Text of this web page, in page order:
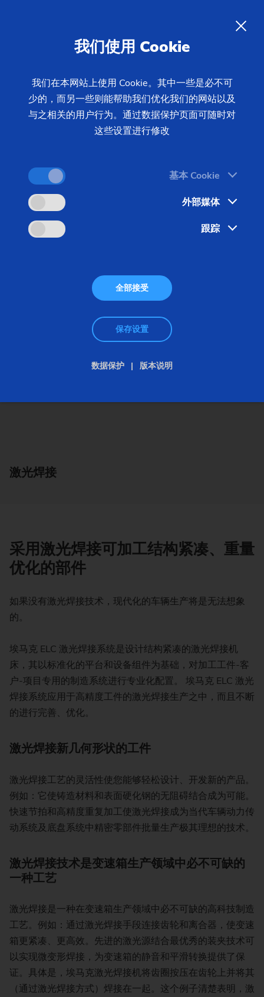
工业领域 & 解决方案 技术工艺
Laser Processing
激光焊接技术
激光焊接技术的应用领域
激光焊接是生产结构紧凑、重量优化以及相应地节约
能源的先决条件。 激光束聚焦能量的可调节性保证
了能够进行高速焊接，并将焊接的变形降至最小。它
也确保工件可以进行更为经济的成型加工和后续的焊
激光焊接
采用激光焊接可加工结构紧凑、重量
优化的部件
如果没有激光焊接技术，现代化的车辆生产将是无法想象
的。
埃马克 ELC 激光焊接系统是设计结构紧凑的激光焊接机
床，其以标准化的平台和设备组件为基础，对加工工件-客
户-项目专用的制造系统进行专业化配置。 埃马克 ELC 激光
焊接系统应用于高精度工件的激光焊接生产之中，而且不断
的进行完善、优化。
激光焊接新几何形状的工件
激光焊接工艺的灵活性使您能够轻松设计、开发新的产品。
例如：它使铸造材料和表面硬化钢的无阻碍结合成为可能。
快速节拍和高精度重复加工使激光焊接成为当代车辆动力传
动系统及底盘系统中精密零部件批量生产极其理想的技术。
激光焊接技术是变速箱生产领域中必不可缺的
一种工艺
激光焊接是一种在变速箱生产领域中必不可缺的高科技制造
工艺。例如：通过激光焊接手段连接齿轮和离合器，使变速
箱更紧凑、更高效。先进的激光源结合最优秀的装夹技术可
以实现微变形焊接，为变速箱的静音和平滑转换提供了保
证。具体是，埃马克激光焊接机将齿圈按压在齿轮上并将其
（通过激光焊接方式）焊接在一起。这个例子清楚表明，激
我们使用 Cookie
我们在本网站上使用 Cookie。其中一些是必不可
少的，而另一些则能帮助我们优化我们的网站以及
与之相关的用户行为。通过数据保护页面可随时对
这些设置进行修改
基本 Cookie
外部媒体
跟踪
全部接受
保存设置
数据保护 版本说明